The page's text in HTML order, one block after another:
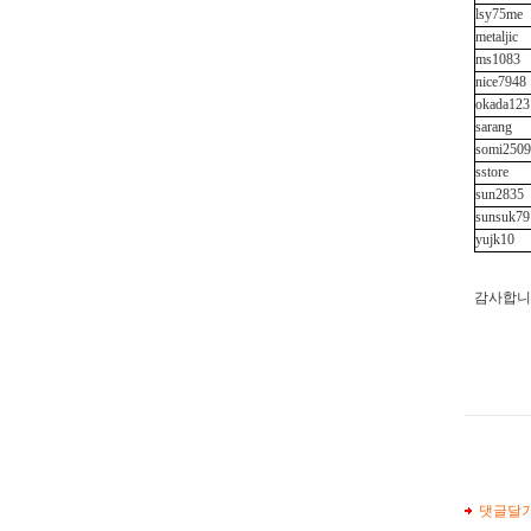
lsy75me
metaljic
ms1083
nice7948
okada123
sarang
somi2509
sstore
sun2835
sunsuk79
yujk10
감사합
댓글달